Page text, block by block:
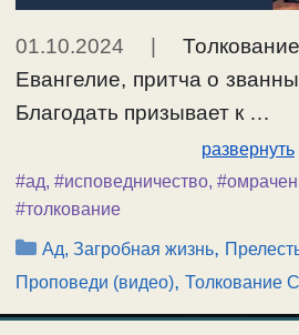
01.10.2024
Евангелие, притча о
Благодать призывает к …
развернуть
#ад, #исповедничество,
#толкование
Рубрики
Ад, Загробная жизнь,
Проповеди (видео), Толкование